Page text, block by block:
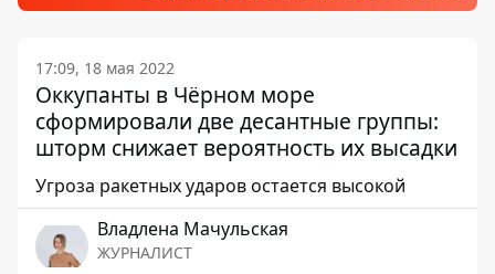
17:09, 18 мая 2022
Оккупанты в Чёрном море
сформировали две десантные группы:
шторм снижает вероятность их высадки
Угроза ракетных ударов остается высокой
Владлена Мачульская
ЖУРНАЛИСТ